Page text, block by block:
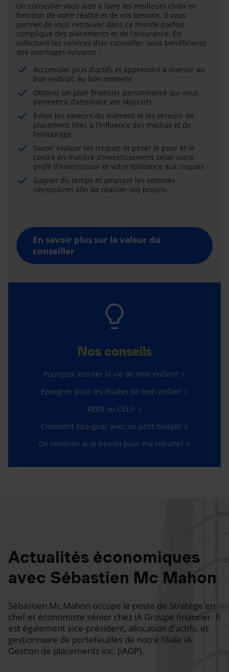
Un conseiller vous aide à faire les meilleurs choix en
fonction de votre réalité et de vos besoins. Il vous
permet de vous retrouver dans ce monde parfois
compliqué des placements et de l’assurance. En
sollicitant les services d’un conseiller, vous bénéficierez
des avantages suivants :
Accumuler plus d’actifs et apprendre à investir au
bon endroit, au bon moment
Obtenir un plan financier personnalisé qui vous
permettra d’atteindre vos objectifs
Éviter les saveurs du moment et les erreurs de
placement liées à l’influence des médias et de
l’entourage
Savoir évaluer les risques et peser le pour et le
contre en matière d’investissement selon votre
profil d’investisseur et votre tolérance aux risques
Gagner du temps et amasser les sommes
nécessaires afin de réaliser vos projets
En savoir plus sur la valeur du
conseiller
Nos conseils
Pourquoi assurer la vie de mon enfant?
Épargner pour les études de mon enfant
REER ou CELI?
Comment épargner avec un petit budget
De combien ai-je besoin pour ma retraite?
Actualités économiques
avec Sébastien Mc Mahon
Sébastien Mc Mahon occupe le poste de Stratège en
chef et économiste sénior chez iA Groupe financier. Il
est également vice-président, allocation d'actifs, et
gestionnaire de portefeuilles de notre filiale iA
Gestion de placements inc. (iAGP).